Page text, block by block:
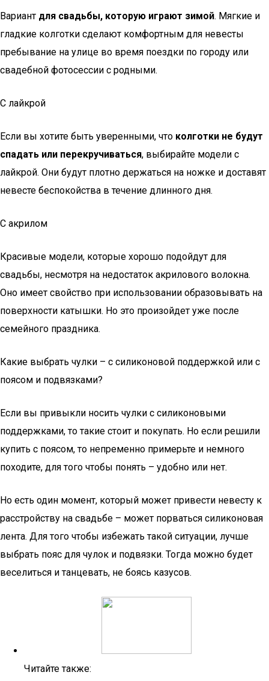
Вариант для свадьбы, которую играют зимой. Мягкие и
гладкие колготки сделают комфортным для невесты
пребывание на улице во время поездки по городу или
свадебной фотосессии с родными.
С лайкрой
Если вы хотите быть уверенными, что колготки не будут
спадать или перекручиваться, выбирайте модели с
лайкрой. Они будут плотно держаться на ножке и доставят
невесте беспокойства в течение длинного дня.
С акрилом
Красивые модели, которые хорошо подойдут для
свадьбы, несмотря на недостаток акрилового волокна.
Оно имеет свойство при использовании образовывать на
поверхности катышки. Но это произойдет уже после
семейного праздника.
Какие выбрать чулки – с силиконовой поддержкой или с
поясом и подвязками?
Если вы привыкли носить чулки с силиконовыми
поддержками, то такие стоит и покупать. Но если решили
купить с поясом, то непременно примерьте и немного
походите, для того чтобы понять – удобно или нет.
Но есть один момент, который может привести невесту к
расстройству на свадьбе – может порваться силиконовая
лента. Для того чтобы избежать такой ситуации, лучше
выбрать пояс для чулок и подвязки. Тогда можно будет
веселиться и танцевать, не боясь казусов.
Читайте также: